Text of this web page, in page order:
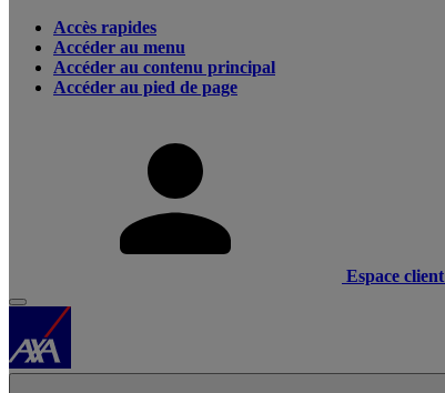
Accès rapides
Accéder au menu
Accéder au contenu principal
Accéder au pied de page
Espace client